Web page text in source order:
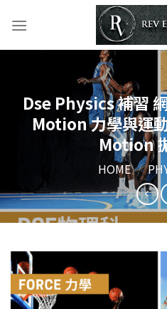
to
Dse Physics 補習
Motion 力學與運
Motion
HOME /